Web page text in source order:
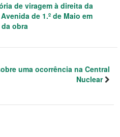
de viragem à direita da
de 1.º de Maio em
obra
uma ocorrência na Central
Nuclear